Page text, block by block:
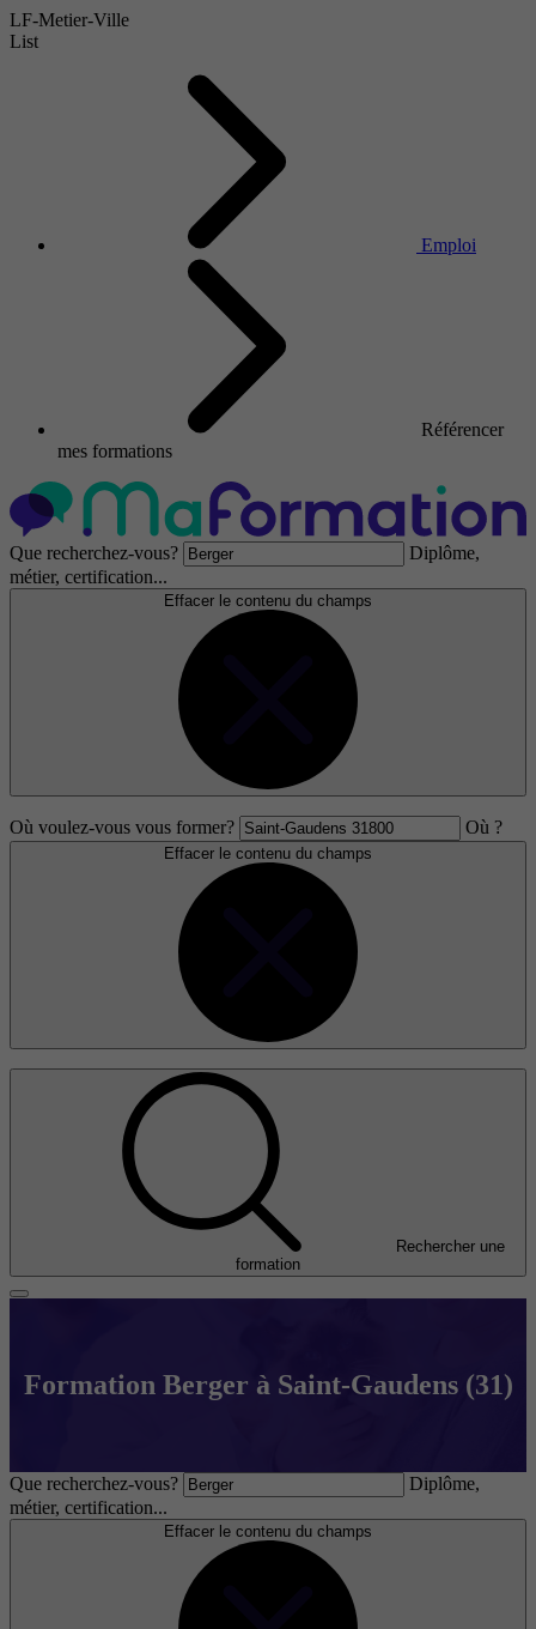
LF-Metier-Ville
List
Emploi
Référencer
mes formations
Que recherchez-vous?
Diplôme,
métier, certification...
Effacer le contenu du champs
Où voulez-vous vous former? Où ?
Effacer le contenu du champs
Rechercher une
formation
Formation Berger à Saint-Gaudens (31)
Que recherchez-vous?
Diplôme,
métier, certification...
Effacer le contenu du champs